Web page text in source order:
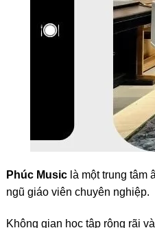
Phúc Music là một trung
ngũ giáo viên chuyên nghiệp.
Không gian học tập rộng rãi